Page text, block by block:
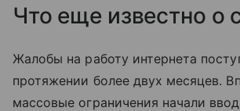
Что еще известно о
Жалобы на работу интернета
протяжении более двух месяцев.
массовые ограничения начали